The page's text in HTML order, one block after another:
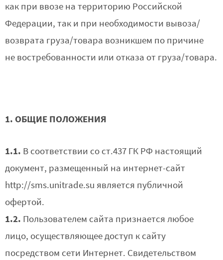
как при ввозе на территорию Российской
Федерации, так и при необходимости вывоза/
возврата груза/товара возникшем по причине
не востребованности или отказа от груза/товара.
1. ОБЩИЕ ПОЛОЖЕНИЯ
1.1. В соответствии со ст.437 ГК РФ настоящий
документ, размещенный на интернет-сайт
http://sms.unitrade.su является публичной
офертой.
1.2. Пользователем сайта признается любое
лицо, осуществляющее доступ к сайту
посредством сети Интернет. Свидетельством